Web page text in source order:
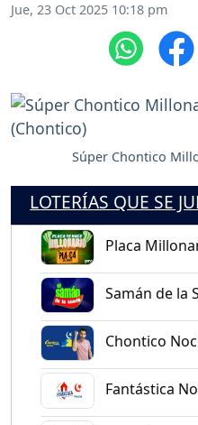
Jue, 23 Oct 2025 10:18 pm
Súper Chontico
LOTERÍAS QUE SE
Placa
Samán de la
Chontico
Fantástica